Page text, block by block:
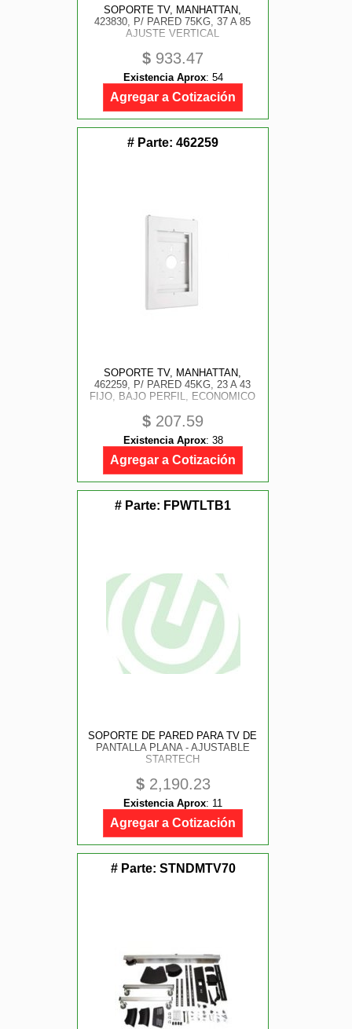
SOPORTE TV, MANHATTAN,
423830, P/ PARED 75KG, 37 A 85
AJUSTE VERTICAL
$ 933.47
Existencia Aprox: 54
Agregar a Cotización
# Parte: 462259
SOPORTE TV, MANHATTAN,
462259, P/ PARED 45KG, 23 A 43
FIJO, BAJO PERFIL, ECONOMICO
$ 207.59
Existencia Aprox: 38
Agregar a Cotización
# Parte: FPWTLTB1
SOPORTE DE PARED PARA TV DE
PANTALLA PLANA - AJUSTABLE
STARTECH
$2,190.23
Existencia Aprox: 11
Agregar a Cotización
# Parte: STNDMTV70